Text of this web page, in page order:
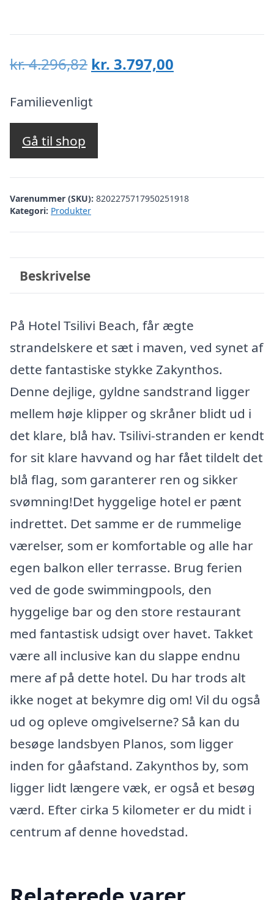
kr.4.296,82 Den
pris
var:
kr. 3.797,00
Familievenligt
Gå til shop
Varenummer (SKU): 8202275717950251918
Kategori: Produkter
Beskrivelse
På Hotel Tsilivi Beach, får ægte
strandelskere et sæt i maven, ved synet af
dette fantastiske stykke Zakynthos.
Denne dejlige, gyldne sandstrand ligger
mellem høje klipper og skråner blidt ud i
det klare, blå hav. Tsilivi-stranden er kendt
for sit klare havvand og har fået tildelt det
blå flag, som garanterer ren og sikker
svømning!Det hyggelige hotel er pænt
indrettet. Det samme er de rummelige
værelser, som er komfortable og alle har
egen balkon eller terrasse. Brug ferien
ved de gode swimmingpools, den
hyggelige bar og den store restaurant
med fantastisk udsigt over havet. Takket
være all inclusive kan du slappe endnu
mere af på dette hotel. Du har trods alt
ikke noget at bekymre dig om! Vil du også
ud og opleve omgivelserne? Så kan du
besøge landsbyen Planos, som ligger
inden for gåafstand. Zakynthos by, som
ligger lidt længere væk, er også et besøg
værd. Efter cirka 5 kilometer er du midt i
centrum af denne hovedstad.